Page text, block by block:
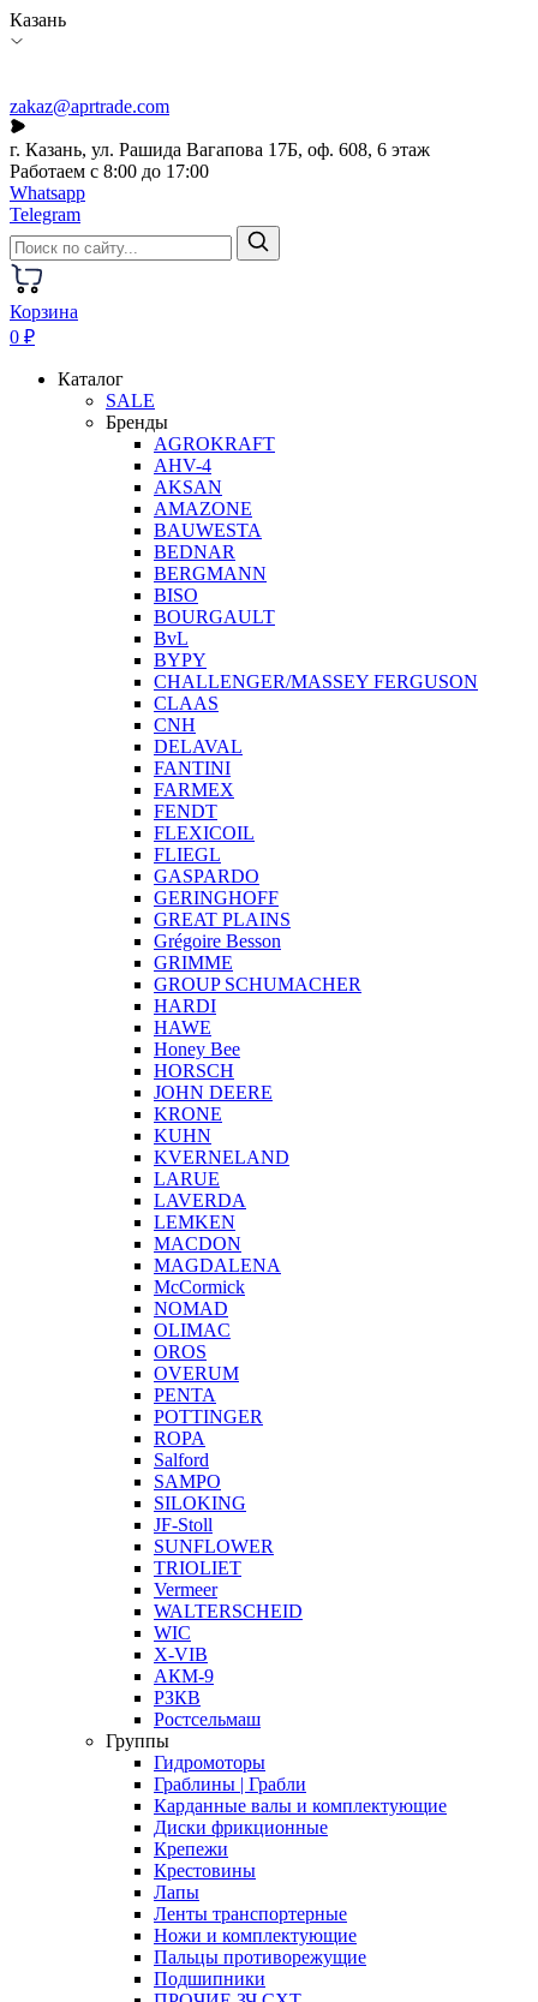
Казань
zakaz@aprtrade.com
г. Казань, ул. Рашида Вагапова 17Б, оф. 608, 6 этаж
Работаем с 8:00 до 17:00
Whatsapp
Telegram
Корзина
0 ₽
Каталог
SALE
Бренды
AGROKRAFT
AHV-4
AKSAN
AMAZONE
BAUWESTA
BEDNAR
BERGMANN
BISO
BOURGAULT
BvL
BYPY
CHALLENGER/MASSEY FERGUSON
CLAAS
CNH
DELAVAL
FANTINI
FARMEX
FENDT
FLEXICOIL
FLIEGL
GASPARDO
GERINGHOFF
GREAT PLAINS
Grégoire Besson
GRIMME
GROUP SCHUMACHER
HARDI
HAWE
Honey Bee
HORSCH
JOHN DEERE
KRONE
KUHN
KVERNELAND
LARUE
LAVERDA
LEMKEN
MACDON
MAGDALENA
McCormick
NOMAD
OLIMAC
OROS
OVERUM
PENTA
POTTINGER
ROPA
Salford
SAMPO
SILOKING
JF-Stoll
SUNFLOWER
TRIOLIET
Vermeer
WALTERSCHEID
WIC
X-VIB
АКМ-9
РЗКВ
Ростсельмаш
Группы
Гидромоторы
Граблины | Грабли
Карданные валы и комплектующие
Диски фрикционные
Крепежи
Крестовины
Лапы
Ленты транспортерные
Ножи и комплектующие
Пальцы противорежущие
Подшипники